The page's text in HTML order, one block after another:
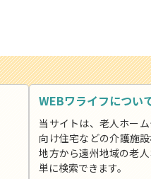
WEBワライフについ
当サイトは、老人ホー
向け住宅などの介護施
地方から遠州地域の老
単に検索できます。